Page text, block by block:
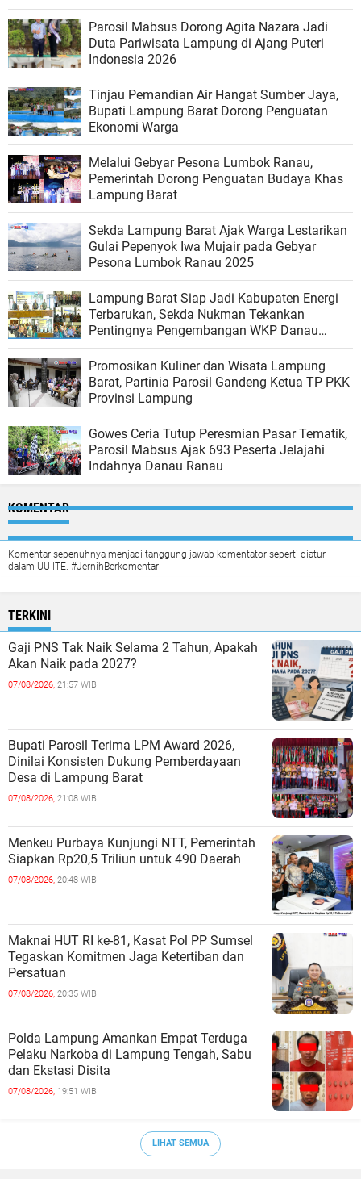
Parosil Mabsus Dorong Agita Nazara Jadi
Duta Pariwisata Lampung di Ajang Puteri
Indonesia 2026
Tinjau Pemandian Air Hangat Sumber Jaya,
Bupati Lampung Barat Dorong Penguatan
Ekonomi Warga
Melalui Gebyar Pesona Lumbok Ranau,
Pemerintah Dorong Penguatan Budaya Khas
Lampung Barat
Sekda Lampung Barat Ajak Warga Lestarikan
Gulai Pepenyok Iwa Mujair pada Gebyar
Pesona Lumbok Ranau 2025
Lampung Barat Siap Jadi Kabupaten Energi
Terbarukan, Sekda Nukman Tekankan
Pentingnya Pengembangan WKP Danau
Ranau
Promosikan Kuliner dan Wisata Lampung
Barat, Partinia Parosil Gandeng Ketua TP PKK
Provinsi Lampung
Gowes Ceria Tutup Peresmian Pasar Tematik,
Parosil Mabsus Ajak 693 Peserta Jelajahi
Indahnya Danau Ranau
KOMENTAR
Komentar sepenuhnya menjadi tanggung jawab komentator seperti diatur
dalam UU ITE. #JernihBerkomentar
TERKINI
Gaji PNS Tak Naik Selama 2 Tahun, Apakah
Akan Naik pada 2027?
07/08/2026, 21:57 WIB
Bupati Parosil Terima LPM Award 2026,
Dinilai Konsisten Dukung Pemberdayaan
Desa di Lampung Barat
07/08/2026, 21:08 WIB
Menkeu Purbaya Kunjungi NTT, Pemerintah
Siapkan Rp20,5 Triliun untuk 490 Daerah
07/08/2026, 20:48 WIB
Maknai HUT RI ke-81, Kasat Pol PP Sumsel
Tegaskan Komitmen Jaga Ketertiban dan
Persatuan
07/08/2026, 20:35 WIB
Polda Lampung Amankan Empat Terduga
Pelaku Narkoba di Lampung Tengah, Sabu
dan Ekstasi Disita
07/08/2026, 19:51 WIB
LIHAT SEMUA